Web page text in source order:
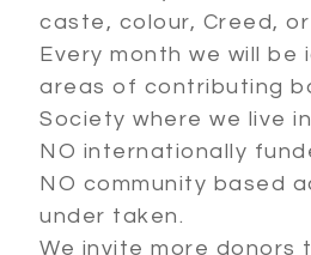
caste, colour, Creed, or
Every month we will be
areas of contributing
Society where we live
NO internationally
NO community based
under taken.
We invite more donors